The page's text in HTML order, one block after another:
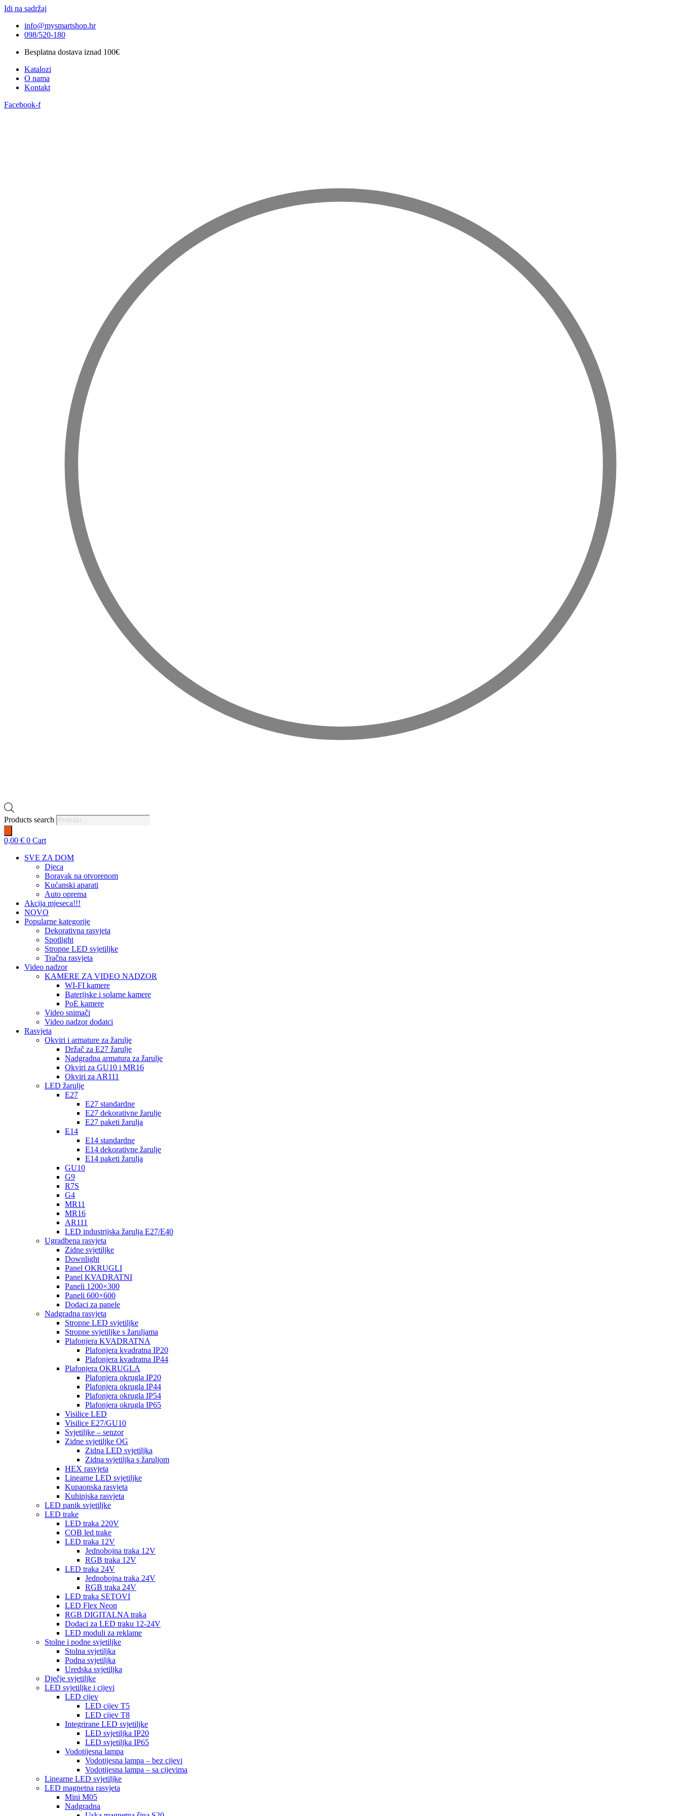
Idi na sadržaj
info@mysmartshop.hr
098/520-180
Besplatna dostava iznad 100€
Katalozi
O nama
Kontakt
Facebook-f
Products search
0,00 € 0 Cart
SVE ZA DOM
Djeca
Boravak na otvorenom
Kućanski aparati
Auto oprema
Akcija mjeseca!!!
NOVO
Popularne kategorije
Dekorativna rasvjeta
Spotlight
Stropne LED svjetiljke
Tračna rasvjeta
Video nadzor
KAMERE ZA VIDEO NADZOR
WI-FI kamere
Baterijske i solarne kamere
PoE kamere
Video snimači
Video nadzor dodatci
Rasvjeta
Okviri i armature za žarulje
Držač za E27 žarulje
Nadgradna armatura za žarulje
Okviri za GU10 i MR16
Okviri za AR111
LED žarulje
E27
E27 standardne
E27 dekorativne žarulje
E27 paketi žarulja
E14
E14 standardne
E14 dekorativne žarulje
E14 paketi žarulja
GU10
G9
R7S
G4
MR11
MR16
AR111
LED industrijska žarulja E27/E40
Ugradbena rasvjeta
Zidne svjetiljke
Downlight
Panel OKRUGLI
Panel KVADRATNI
Paneli 1200×300
Paneli 600×600
Dodaci za panele
Nadgradna rasvjeta
Stropne LED svjetiljke
Stropne svjetiljke s žaruljama
Plafonjera KVADRATNA
Plafonjera kvadratna IP20
Plafonjera kvadratna IP44
Plafonjera OKRUGLA
Plafonjera okrugla IP20
Plafonjera okrugla IP44
Plafonjera okrugla IP54
Plafonjera okrugla IP65
Visilice LED
Visilice E27/GU10
Svjetiljke – senzor
Zidne svjetiljke OG
Zidna LED svjetiljka
Zidna svjetiljka s žaruljom
HEX rasvjeta
Linearne LED svjetiljke
Kupaonska rasvjeta
Kuhinjska rasvjeta
LED panik svjetiljke
LED trake
LED traka 220V
COB led trake
LED traka 12V
Jednobojna traka 12V
RGB traka 12V
LED traka 24V
Jednobojna traka 24V
RGB traka 24V
LED traka SETOVI
LED Flex Neon
RGB DIGITALNA traka
Dodaci za LED traku 12-24V
LED moduli za reklame
Stolne i podne svjetiljke
Stolna svjetiljka
Podna svjetiljka
Uredska svjetiljka
Dječje svjetiljke
LED svjetiljke i cijevi
LED cijev
LED cijev T5
LED cijev T8
Integrirane LED svjetiljke
LED svjetiljka IP20
LED svjetiljka IP65
Vodotijesna lampa
Vodotijesna lampa – bez cijevi
Vodotijesna lampa – sa cijevima
Linearne LED svjetiljke
LED magnetna rasvjeta
Mini M05
Nadgradna